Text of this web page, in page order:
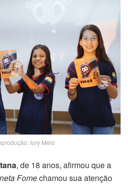
Iury Melo
, de 18 anos, afirmou que a
Fomechamou sua atenção